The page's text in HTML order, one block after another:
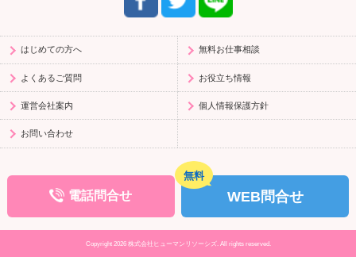
はじめての方へ 無料お仕事相談
よくあるご質問 お役立ち情報
運営会社案内 個人情報保護方針
お問い合わせ
電話問合せ WEB問合せ
Copyright 2026 株式会社ヒューマンリソーシズ. All rights reserved.